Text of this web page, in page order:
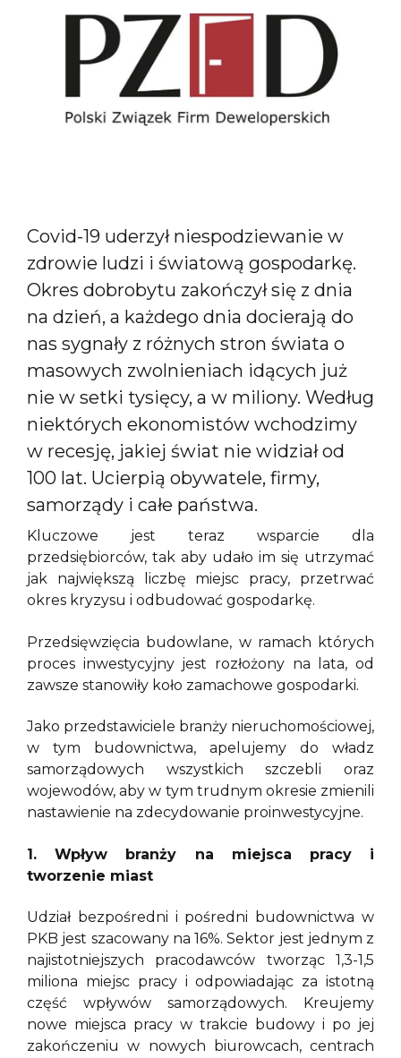
Covid-19 uderzył niespodziewanie w
zdrowie ludzi i światową gospodarkę.
Okres dobrobytu zakończył się z dnia
na dzień, a każdego dnia docierają do
nas sygnały z różnych stron świata o
masowych zwolnieniach idących już
nie w setki tysięcy, a w miliony. Według
niektórych ekonomistów wchodzimy
w recesję, jakiej świat nie widział od
100 lat. Ucierpią obywatele, firmy,
samorządy i całe państwa.
Kluczowe jest teraz wsparcie dla
przedsiębiorców, tak aby udało im się utrzymać
jak największą liczbę miejsc pracy, przetrwać
okres kryzysu i odbudować gospodarkę.
Przedsięwzięcia budowlane, w ramach których
proces inwestycyjny jest rozłożony na lata, od
zawsze stanowiły koło zamachowe gospodarki.
Jako przedstawiciele branży nieruchomościowej,
w tym budownictwa, apelujemy do władz
samorządowych wszystkich szczebli oraz
wojewodów, aby w tym trudnym okresie zmienili
nastawienie na zdecydowanie proinwestycyjne.
1. Wpływ branży na miejsca pracy i
tworzenie miast
Udział bezpośredni i pośredni budownictwa w
PKB jest szacowany na 16%. Sektor jest jednym z
najistotniejszych pracodawców tworząc 1,3-1,5
miliona miejsc pracy i odpowiadając za istotną
część wpływów samorządowych. Kreujemy
nowe miejsca pracy w trakcie budowy i po jej
zakończeniu w nowych biurowcach, centrach